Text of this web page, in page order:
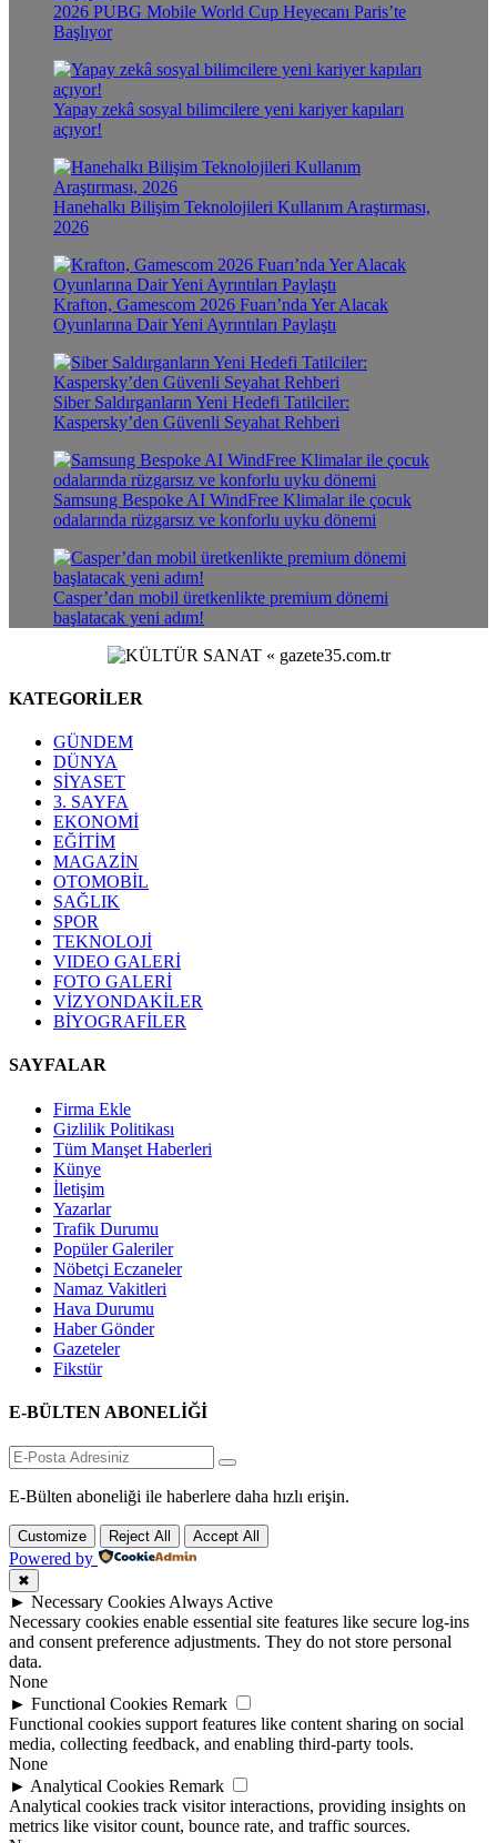
2026 PUBG Mobile World Cup Heyecanı Paris’te
Başlıyor
Yapay zekâ sosyal bilimcilere yeni kariyer kapıları
açıyor!
Hanehalkı Bilişim Teknolojileri Kullanım Araştırması,
2026
Krafton, Gamescom 2026 Fuarı’nda Yer Alacak
Oyunlarına Dair Yeni Ayrıntıları Paylaştı
Siber Saldırganların Yeni Hedefi Tatilciler:
Kaspersky’den Güvenli Seyahat Rehberi
Samsung Bespoke AI WindFree Klimalar ile çocuk
odalarında rüzgarsız ve konforlu uyku dönemi
Casper’dan mobil üretkenlikte premium dönemi
başlatacak yeni adım!
KATEGORİLER
GÜNDEM
DÜNYA
SİYASET
3. SAYFA
EKONOMİ
EĞİTİM
MAGAZİN
OTOMOBİL
SAĞLIK
SPOR
TEKNOLOJİ
VIDEO GALERİ
FOTO GALERİ
VİZYONDAKİLER
BİYOGRAFİLER
SAYFALAR
Firma Ekle
Gizlilik Politikası
Tüm Manşet Haberleri
Künye
İletişim
Yazarlar
Trafik Durumu
Popüler Galeriler
Nöbetçi Eczaneler
Namaz Vakitleri
Hava Durumu
Haber Gönder
Gazeteler
Fikstür
E-BÜLTEN ABONELİĞİ
E-Bülten aboneliği ile haberlere daha hızlı erişin.
Customize Reject All Accept All
Powered by
✖
► Necessary Cookies Always Active
Necessary cookies enable essential site features like secure log-ins
and consent preference adjustments. They do not store personal
data.
None
► Functional Cookies Remark
Functional cookies support features like content sharing on social
media, collecting feedback, and enabling third-party tools.
None
► Analytical Cookies Remark
Analytical cookies track visitor interactions, providing insights on
metrics like visitor count, bounce rate, and traffic sources.